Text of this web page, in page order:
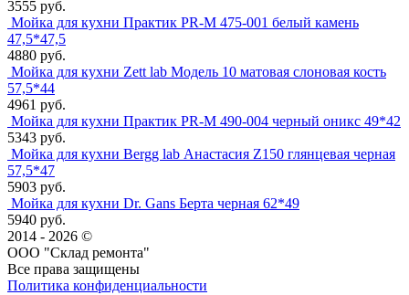
3555 руб.
Мойка для кухни Практик PR-M 475-001 белый камень
47,5*47,5
4880 руб.
Мойка для кухни Zett lab Модель 10 матовая слоновая кость
57,5*44
4961 руб.
Мойка для кухни Практик PR-M 490-004 черный оникс 49*42
5343 руб.
Мойка для кухни Bergg lab Анастасия Z150 глянцевая черная
57,5*47
5903 руб.
Мойка для кухни Dr. Gans Берта черная 62*49
5940 руб.
2014 - 2026 ©
ООО "Склад ремонта"
Все права защищены
Политика конфиденциальности